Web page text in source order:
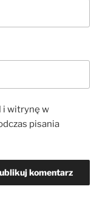
i witrynę w
pisania